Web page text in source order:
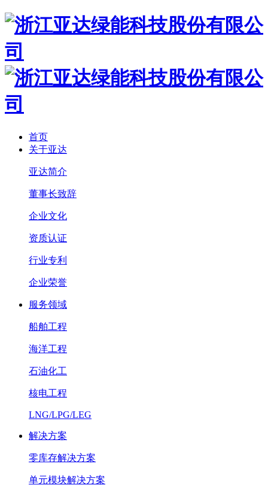
首页
关于亚达
亚达简介
董事长致辞
企业文化
资质认证
行业专利
企业荣誉
服务领域
船舶工程
海洋工程
石油化工
核电工程
LNG/LPG/LEG
解决方案
零库存解决方案
单元模块解决方案